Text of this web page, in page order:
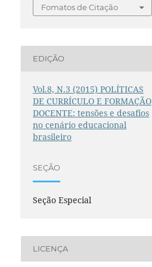
Fomatos de Citação
EDIÇÃO
Vol.8, N.3 (2015) POLÍTICAS
DE CURRÍCULO E FORMAÇÃO
DOCENTE: tensões e desafios
no cenário educacional
brasileiro
SEÇÃO
Seção Especial
LICENÇA